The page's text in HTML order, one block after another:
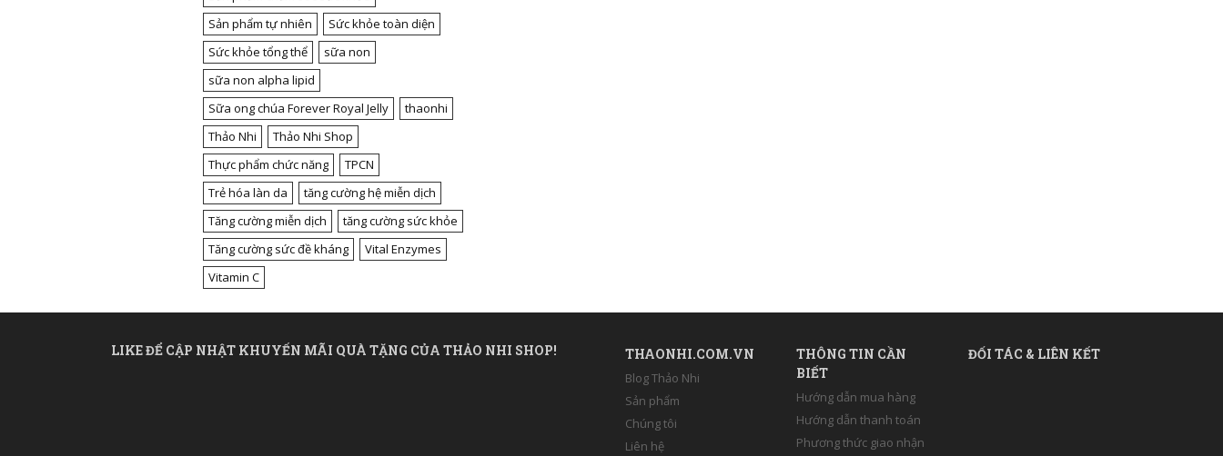
Sản phẩm tự nhiên
Sức khỏe toàn diện
Sức khỏe tổng thể
sữa non
sữa non alpha lipid
Sữa ong chúa Forever Royal Jelly
thaonhi
Thảo Nhi
Thảo Nhi Shop
Thực phẩm chức năng
TPCN
Trẻ hóa làn da
tăng cường hệ miễn dịch
Tăng cường miễn dịch
tăng cường sức khỏe
Tăng cường sức đề kháng
Vital Enzymes
Vitamin C
LIKE ĐỂ CẬP NHẬT KHUYẾN MÃI QUÀ TẶNG CỦA THẢO NHI SHOP! THAONHI.COM.VN
Blog Thảo Nhi
Sản phẩm
Chúng tôi
Liên hệ
THÔNG TIN CẦN
BIẾT
Hướng dẫn mua hàng
Hướng dẫn thanh toán
Phương thức giao nhận
ĐỐI TÁC & LIÊN KẾT